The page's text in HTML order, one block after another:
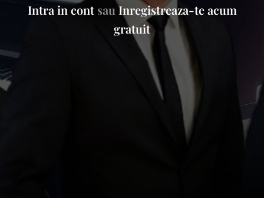
Intra in contsauInregistreaza-te acum
gratuit